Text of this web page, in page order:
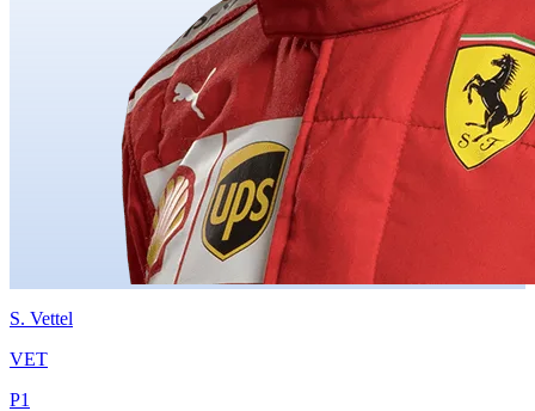
S. Vettel
VET
P1